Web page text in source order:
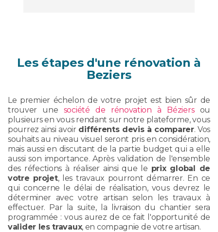
Les étapes d'une rénovation à
Beziers
Le premier échelon de votre projet est bien sûr de
trouver une société de rénovation à Béziersou
plusieurs en vous rendant sur notre plateforme, vous
pourrez ainsi avoir différents devis à comparer. Vos
souhaits au niveau visuel seront pris en considération,
mais aussi en discutant de la partie budget qui a elle
aussi son importance. Après validation de l'ensemble
des réfections à réaliser ainsi que le prix global de
votre projet, les travaux pourront démarrer. En ce
qui concerne le délai de réalisation, vous devrez le
déterminer avec votre artisan selon les travaux à
effectuer. Par la suite, la livraison du chantier sera
programmée : vous aurez de ce fait l'opportunité de
valider les travaux, en compagnie de votre artisan.